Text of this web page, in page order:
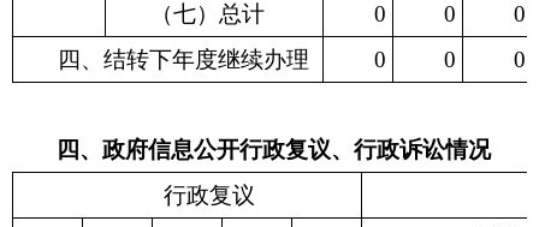
（七）总计
0 0
0
四、结转下年度继续办理
0 0 0
四、政府信息公开行政复议、行政诉讼情况
行政复议